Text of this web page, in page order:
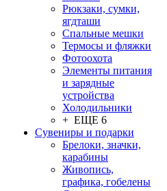
Рюкзаки, сумки,
ягдташи
Спальные мешки
Термосы и фляжки
Фотоохота
Элементы питания
и зарядные
устройства
Холодильники
+ ЕЩЕ 6
Сувениры и подарки
Брелоки, значки,
карабины
Живопись,
графика, гобелены